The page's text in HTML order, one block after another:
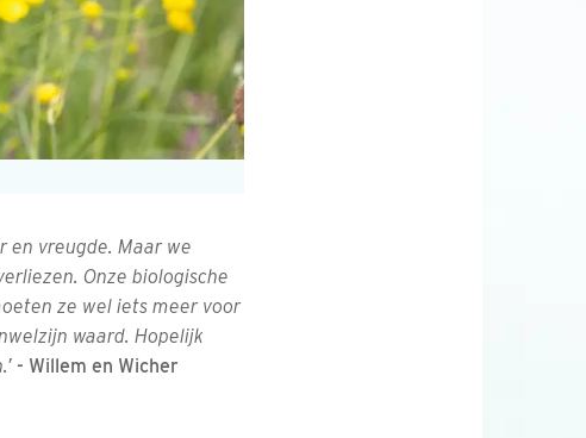
en vreugde. Maar we
Onze biologische
ze wel iets meer voor
waard. Hopelijk
- Willem en Wicher